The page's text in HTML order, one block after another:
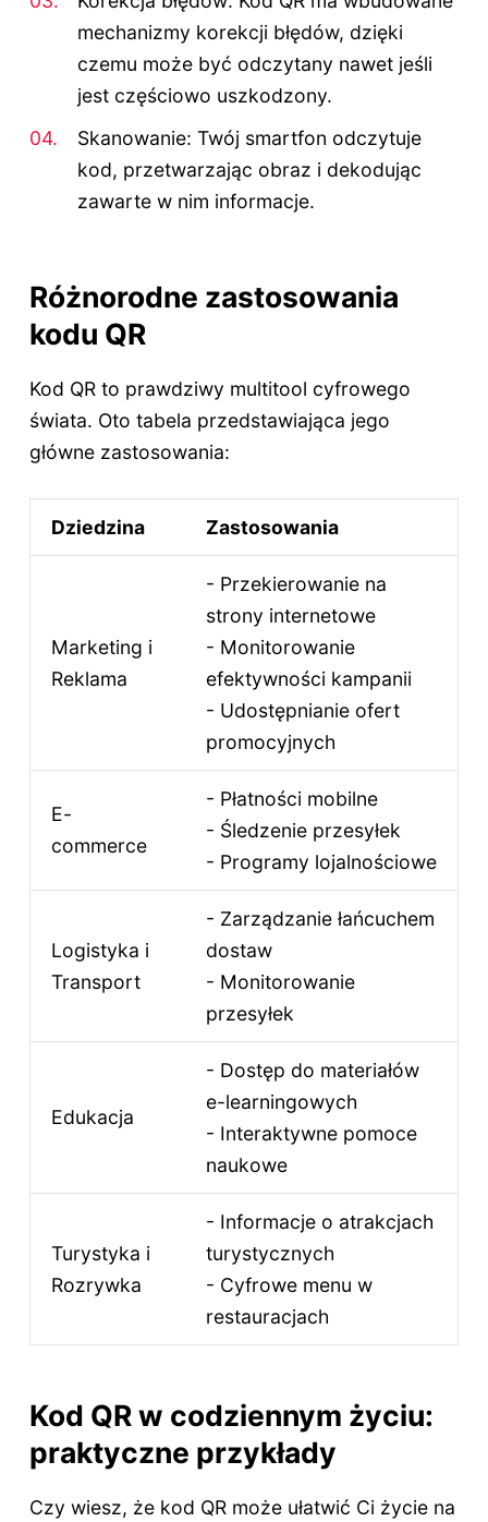
mechanizmy korekcji błędów, dzięki
czemu może być odczytany nawet jeśli
jest częściowo uszkodzony.
Skanowanie: Twój smartfon odczytuje
kod, przetwarzając obraz i dekodując
zawarte w nim informacje.
Różnorodne zastosowania
kodu QR
Kod QR to prawdziwy multitool cyfrowego
świata. Oto tabela przedstawiająca jego
główne zastosowania:
Dziedzina Zastosowania
Marketing i
Reklama
- Przekierowanie na
strony internetowe
- Monitorowanie
efektywności kampanii
- Udostępnianie ofert
promocyjnych
E-
commerce
- Płatności mobilne
- Śledzenie przesyłek
- Programy lojalnościowe
Logistyka i
Transport
- Zarządzanie łańcuchem
dostaw
- Monitorowanie
przesyłek
Edukacja
- Dostęp do materiałów
e-learningowych
- Interaktywne pomoce
naukowe
Turystyka i
Rozrywka
- Informacje o atrakcjach
turystycznych
- Cyfrowe menu w
restauracjach
Kod QR w codziennym życiu:
praktyczne przykłady
Czy wiesz, że kod QR może ułatwić Ci życie na